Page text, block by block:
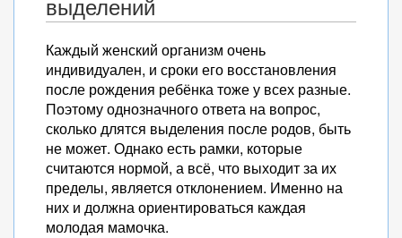
выделений
Каждый женский организм очень
индивидуален, и сроки его восстановления
после рождения ребёнка тоже у всех разные.
Поэтому однозначного ответа на вопрос,
сколько длятся выделения после родов, быть
не может. Однако есть рамки, которые
считаются нормой, а всё, что выходит за их
пределы, является отклонением. Именно на
них и должна ориентироваться каждая
молодая мамочка.